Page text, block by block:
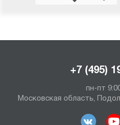
+7 (495)
пн-пт
Московская область,